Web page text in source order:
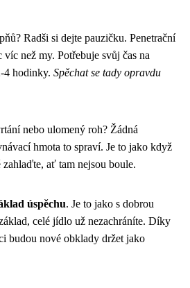
Radši si dejte pauzičku. Penetrační
víc než my. Potřebuje svůj čas na
4 hodinky. Spěchat se tady opravdu
nebo ulomený roh? Žádná
hmota to spraví. Je to jako když
ať tam nejsou boule.
úspěchu. Je to jako s dobrou
celé jídlo už nezachráníte. Díky
budou nové obklady držet jako